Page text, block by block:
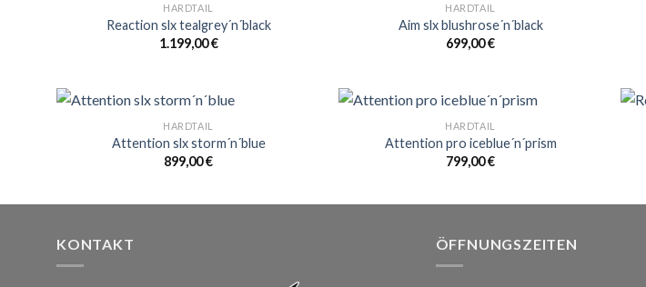
HARDTAIL
Reaction slx tealgrey´n´black
1.199,00€
HARDTAIL
Aim slx blushrose´n´black
699,00€
HARDTAIL
Attention slx storm´n´blue
899,00€
HARDTAIL
Attention pro iceblue´n´prism
799,00€
KONTAKT ÖFFNUNGSZEITEN